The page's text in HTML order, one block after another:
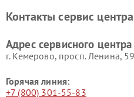
Контакты сервис центра
Адрес сервисного
г. Кемерово, просп. Ленина,
Горячая линия:
+7 (800) 301-55-83